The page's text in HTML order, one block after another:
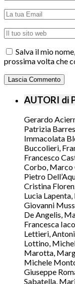
Salva il mio
prossima volta che
AUTORI di
Gerardo
Patrizia
Immacolata
Buccolieri,
Francesco
Corbo, Marco
Pietro
Cristina
Lucia
Giovanni
De Angelis,
Francesca
Lettieri,
Lottino,
Marotta,
Michele
Giuseppe
Sabatella,